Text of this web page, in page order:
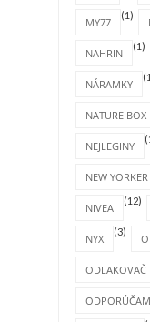
MY77
(1)
NAHRIN
(1)
NÁRAMKY
NATURE BOX
NEJLEGINY
NEW YORKER
NIVEA
(12)
NYX
(3)
ODLAKOVAČ
ODPORÚČAM